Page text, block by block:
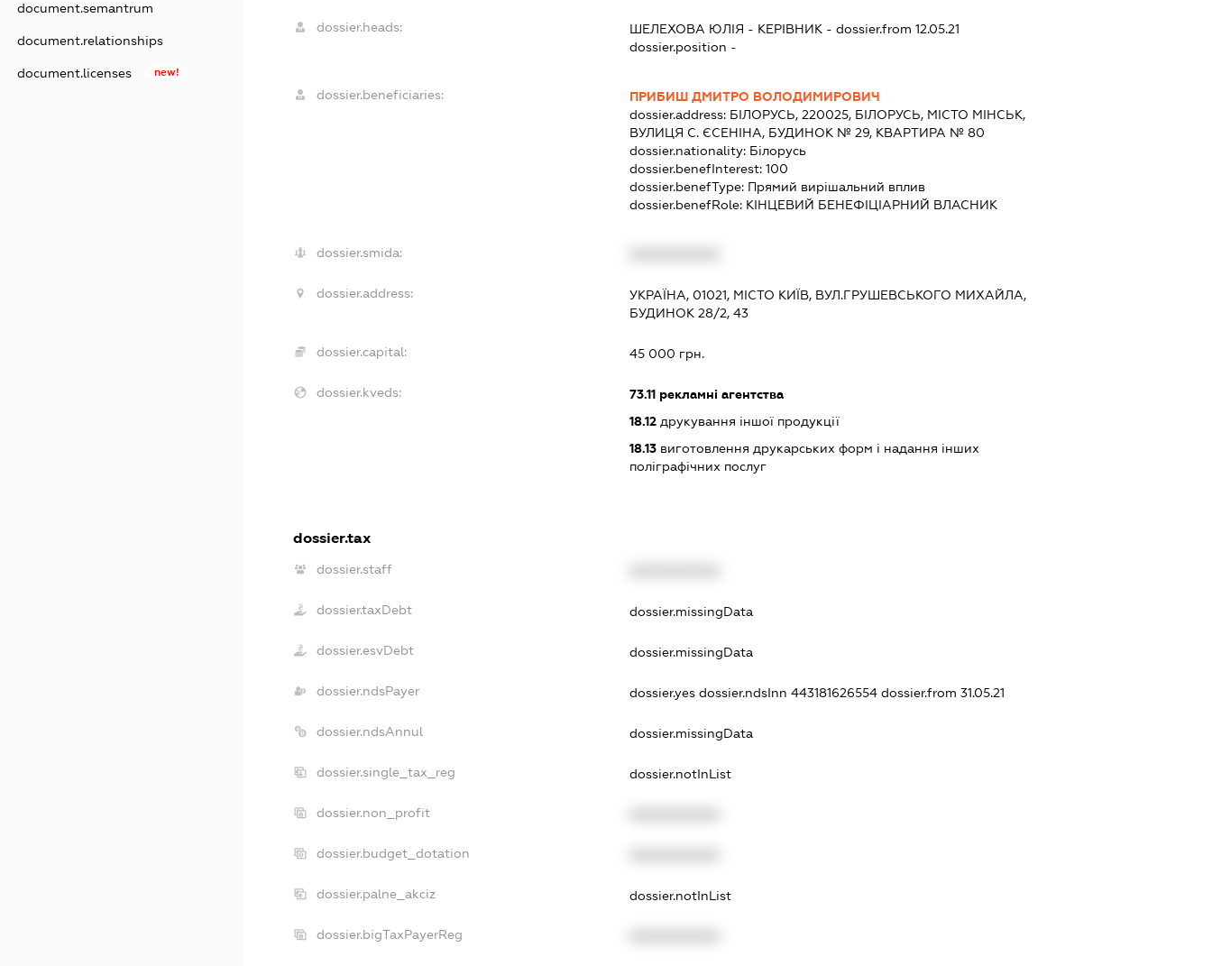
document.semantrum
document.relationships
document.licenses new!
dossier.heads: ШЕЛЕХОВА ЮЛІЯ - КЕРІВНИК - dossier.from 12.05.21
dossier.position -
dossier.beneficiaries:
ПРИБИШ ДМИТРО ВОЛОДИМИРОВИЧ
dossier.address: БІЛОРУСЬ, 220025, БІЛОРУСЬ, МІСТО МІНСЬК,
ВУЛИЦЯ С. ЄСЕНІНА, БУДИНОК № 29, КВАРТИРА № 80
dossier.nationality: Білорусь
dossier.benefInterest: 100
dossier.benefType: Прямий вирішальний вплив
dossier.benefRole: КІНЦЕВИЙ БЕНЕФІЦІАРНИЙ ВЛАСНИК
dossier.smida:
dossier.address:
УКРАЇНА, 01021, МІСТО КИЇВ, ВУЛ.ГРУШЕВСЬКОГО МИХАЙЛА,
БУДИНОК 28/2, 43
dossier.capital: 45 000 грн.
dossier.kveds: 73.11рекламні агентства
18.12друкування іншої продукції
18.13виготовлення друкарських форм і надання інших
поліграфічних послуг
dossier.tax
dossier.staff
dossier.taxDebt dossier.missingData
dossier.esvDebt dossier.missingData
dossier.ndsPayer dossier.yes dossier.ndsInn 443181626554 dossier.from 31.05.21
dossier.ndsAnnul dossier.missingData
dossier.single_tax_reg dossier.notInList
dossier.non_profit
dossier.budget_dotation
dossier.palne_akciz dossier.notInList
dossier.bigTaxPayerReg